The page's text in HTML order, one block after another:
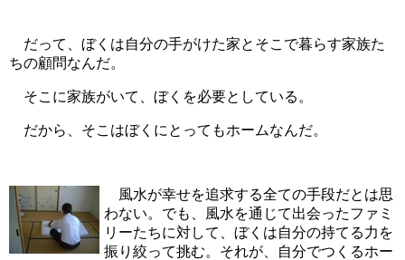
だって、ぼくは自分の手がけた家とそこで暮らす家族た
ちの顧問なんだ。
そこに家族がいて、ぼくを必要としている。
だから、そこはぼくにとってもホームなんだ。
風水が幸せを追求する全ての手段だとは思
わない。でも、風水を通じて出会ったファミ
リーたちに対して、ぼくは自分の持てる力を
振り絞って挑む。それが、自分でつくるホー